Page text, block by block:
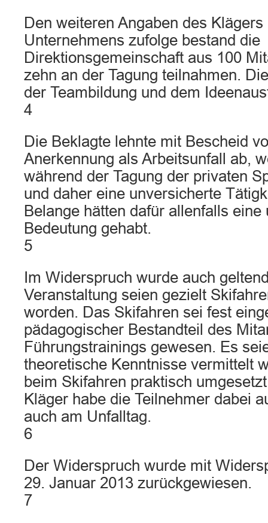
Den weiteren Angaben des Klägers
Unternehmens zufolge bestand die
Direktionsgemeinschaft aus 100
zehn an der Tagung teilnahmen.
der Teambildung und dem
4
Die Beklagte lehnte mit Bescheid
Anerkennung als Arbeitsunfall ab,
während der Tagung der privaten
und daher eine unversicherte
Belange hätten dafür allenfalls eine
Bedeutung gehabt.
5
Im Widerspruch wurde auch
Veranstaltung seien gezielt
worden. Das Skifahren sei fest
pädagogischer Bestandteil des
Führungstrainings gewesen. Es
theoretische Kenntnisse vermittelt
beim Skifahren praktisch
Kläger habe die Teilnehmer dabei
auch am Unfalltag.
6
Der Widerspruch wurde mit
29. Januar 2013 zurückgewiesen.
7